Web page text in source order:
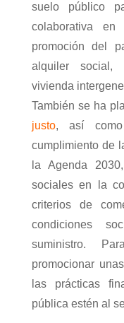
suelo público
colaborativa
promoción del
alquiler social,
vivienda
También se ha
justo, así como
cumplimiento de
la Agenda
sociales en la
criterios de
condiciones
suministro.
promocionar unas
las prácticas
pública estén al